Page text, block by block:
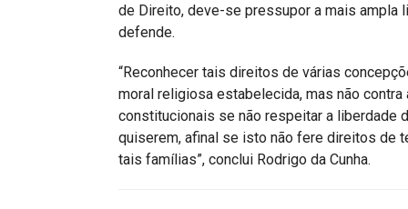
de Direito, deve-se pressupor a mais ampla
defende.
“Reconhecer tais direitos de várias
moral religiosa estabelecida, mas não
constitucionais se não respeitar a
quiserem, afinal se isto não fere direitos de
tais famílias”, conclui Rodrigo da Cunha.